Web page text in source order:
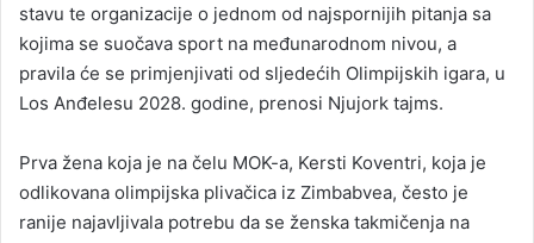
stavu te organizacije o jednom od najspornijih pitanja sa
kojima se suočava sport na međunarodnom nivou, a
pravila će se primjenjivati od sljedećih Olimpijskih igara, u
Los Anđelesu 2028. godine, prenosi Njujork tajms.
Prva žena koja je na čelu MOK-a, Kersti Koventri, koja je
odlikovana olimpijska plivačica iz Zimbabvea, često je
ranije najavljivala potrebu da se ženska takmičenja na